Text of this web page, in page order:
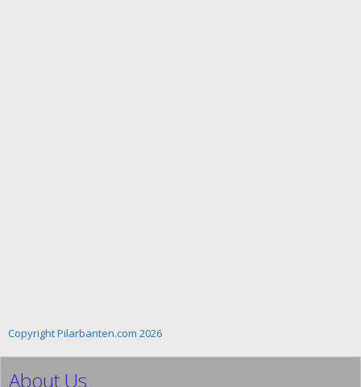
Copyright Pilarbanten.com 2026
About Us